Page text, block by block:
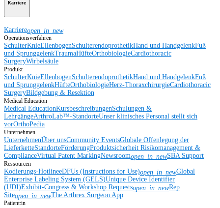
Karriere
Karriereopen_in_new
Operationsverfahren
SchulterKnieEllenbogenSchulterendoprothetikHand und HandgelenkFuß
und SprunggelenkTraumaHüfteOrthobiologieCardiothoracic
SurgeryWirbelsäule
Produkt
SchulterKnieEllenbogenSchulterendoprothetikHand und HandgelenkFuß
und SprunggelenkHüfteOrthobiologieHerz-ThoraxchirurgieCardiothoracic
SurgeryBildgebung & Resektion
Medical Education
Medical EducationKursbeschreibungenSchulungen &
LehrgängeArthroLab™-StandorteUnser klinisches Personal stellt sich
vorOrthoPedia
Unternehmen
UnternehmenÜber unsCommunity EventsGlobale Offenlegung der
LieferketteStandorteFörderungProduktsicherheit Risikomanagement &
ComplianceVirtual Patent MarkingNewsroomopen_in_newSBA Support
Ressourcen
Kodierungs-HotlineeDFUs (Instructions for Use)open_in_newGlobal
Enterprise Labeling System (GELS)Unique Device Identifier
(UDI)Exhibit-Congress & Workshop Requestsopen_in_newRep
Siteopen_in_newThe Arthrex Surgeon App
Patient:in